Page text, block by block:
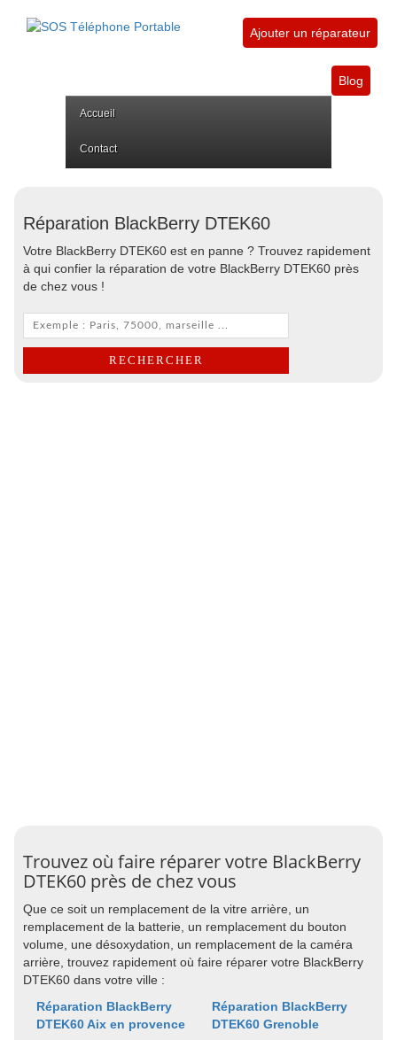
Ajouter un réparateur
Blog
Accueil
Contact
Réparation BlackBerry DTEK60
Votre BlackBerry DTEK60 est en panne ? Trouvez rapidement
à qui confier la réparation de votre BlackBerry DTEK60 près
de chez vous !
Trouvez où faire réparer votre BlackBerry
DTEK60 près de chez vous
Que ce soit un remplacement de la vitre arrière, un
remplacement de la batterie, un remplacement du bouton
volume, une désoxydation, un remplacement de la caméra
arrière, trouvez rapidement où faire réparer votre BlackBerry
DTEK60 dans votre ville :
Réparation BlackBerry
DTEK60 Aix en provence
Réparation BlackBerry
DTEK60 Grenoble